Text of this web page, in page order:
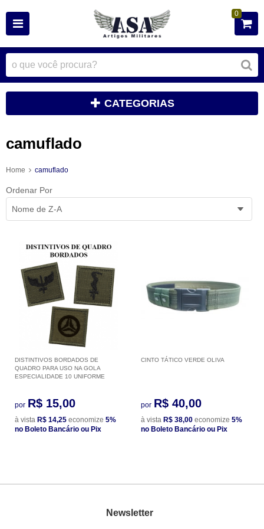
0
CATEGORIAS
camuflado
Home camuflado
Ordenar Por
Nome de Z-A
DISTINTIVOS BORDADOS DE
QUADRO PARA USO NA GOLA
ESPECIALIDADE 10 UNIFORME
por R$ 15,00
à vista R$ 14,25 economize 5%
no Boleto Bancário ou Pix
CINTO TÁTICO VERDE OLIVA
por R$ 40,00
à vista R$ 38,00 economize 5%
no Boleto Bancário ou Pix
Newsletter